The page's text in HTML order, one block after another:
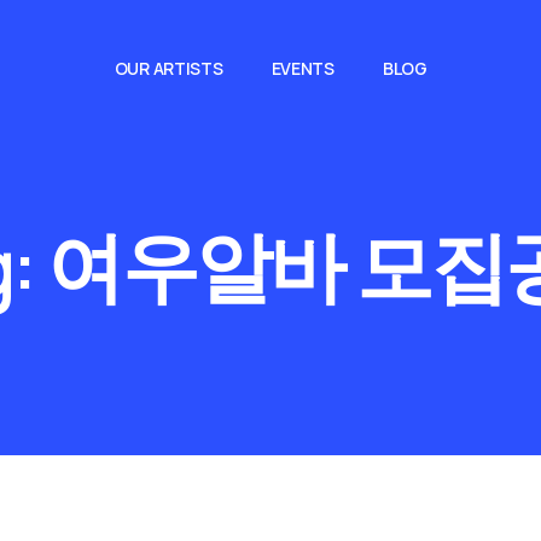
OUR ARTISTS EVENTS BLOG
여우알바 모집